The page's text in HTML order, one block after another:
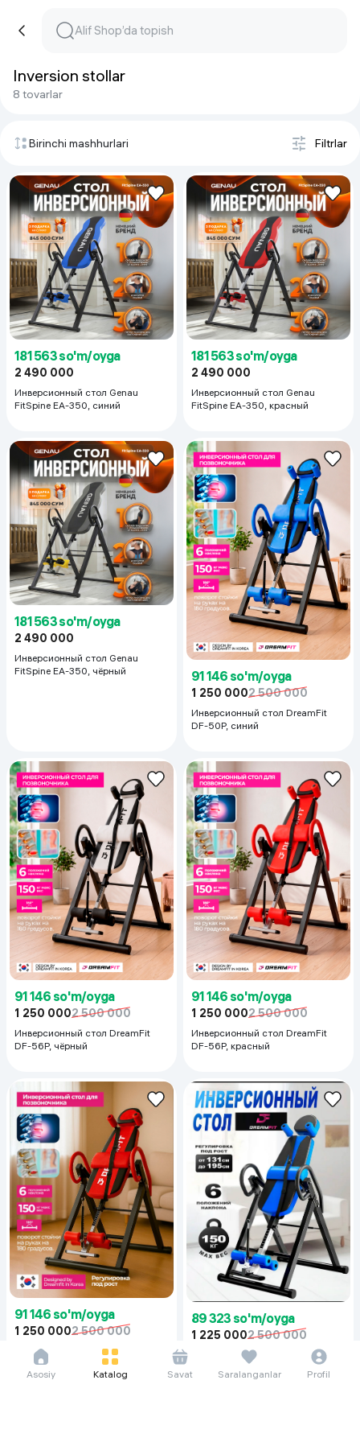
Inversion stollar
8 tovarlar
Birinchi mashhurlari Filtrlar
181 563 so'm/oyga
2 490 000
Инверсионный стол Genau
FitSpine EA-350, синий
181 563 so'm/oyga
2 490 000
Инверсионный стол Genau
FitSpine EA-350, красный
181 563 so'm/oyga
2 490 000
Инверсионный стол Genau
FitSpine EA-350, чёрный
91 146 so'm/oyga
1 250 0002 500 000
Инверсионный стол DreamFit
DF-50P, синий
91 146 so'm/oyga
1 250 0002 500 000
Инверсионный стол DreamFit
DF-56P, чёрный
91 146 so'm/oyga
1 250 0002 500 000
Инверсионный стол DreamFit
DF-56P, красный
91 146 so'm/oyga
1 250 0002 500 000
Инверсионный стол Dreamfit DF-
50P, красный
89 323 so'm/oyga
1 225 0002 500 000
Инверсионный стол DreamFit
Grija aparat, синий
Asosiy Katalog Savat Saralanganlar Profil